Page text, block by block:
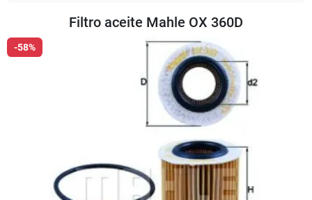
Filtro aceite Mahle OX 360D
-58%